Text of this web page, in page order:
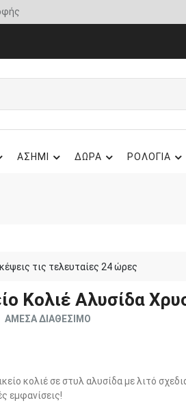
ΑΣΗΜΙ ΔΩΡΑ ΡΟΛΟΓΙΑ
τις τελευταίες 24 ώρες
Κολιέ Αλυσίδα
ΑΜΕΣΑ ΔΙΑΘΕΣΙΜΟ
κολιέ σε στυλ αλυσίδα με λιτό
εμφανίσεις!